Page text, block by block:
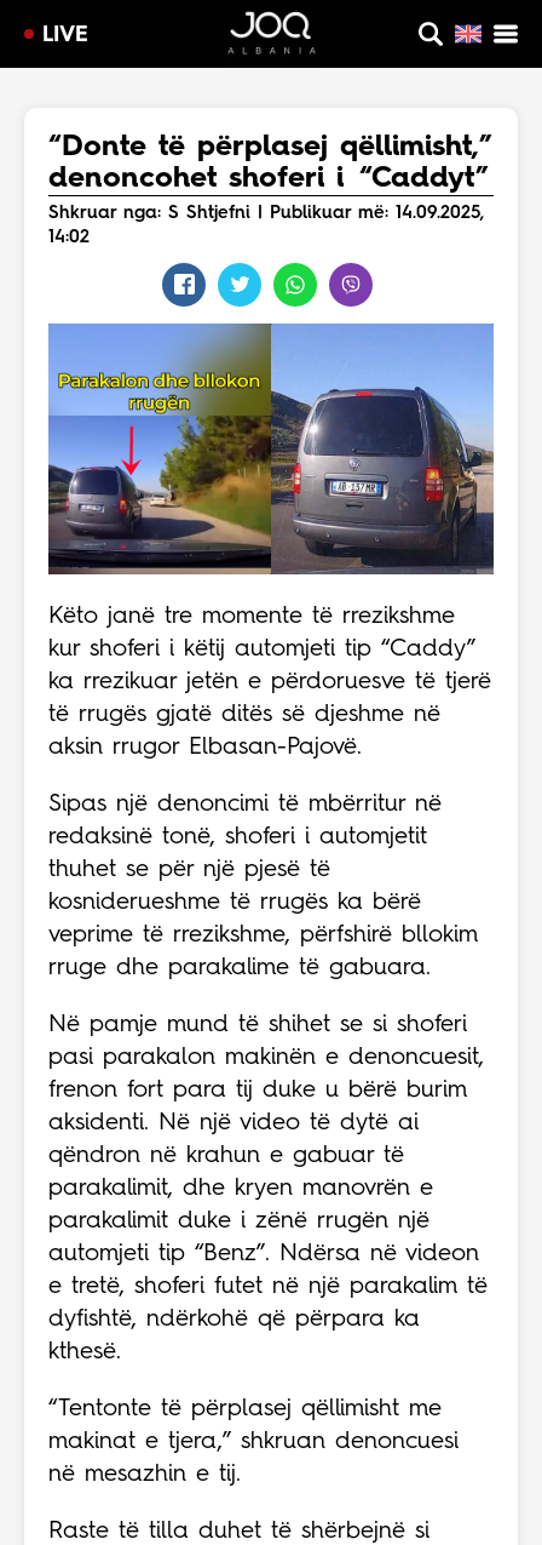
LIVE
“Donte të përplasej qëllimisht,”
denoncohet shoferi i “Caddyt”
Shkruar nga: S Shtjefni | Publikuar më: 14.09.2025,
14:02
Këto janë tre momente të rrezikshme
kur shoferi i këtij automjeti tip “Caddy”
ka rrezikuar jetën e përdoruesve të tjerë
të rrugës gjatë ditës së djeshme në
aksin rrugor Elbasan-Pajovë.
Sipas një denoncimi të mbërritur në
redaksinë tonë, shoferi i automjetit
thuhet se për një pjesë të
kosniderueshme të rrugës ka bërë
veprime të rrezikshme, përfshirë bllokim
rruge dhe parakalime të gabuara.
Në pamje mund të shihet se si shoferi
pasi parakalon makinën e denoncuesit,
frenon fort para tij duke u bërë burim
aksidenti. Në një video të dytë ai
qëndron në krahun e gabuar të
parakalimit, dhe kryen manovrën e
parakalimit duke i zënë rrugën një
automjeti tip “Benz”. Ndërsa në videon
e tretë, shoferi futet në një parakalim të
dyfishtë, ndërkohë që përpara ka
kthesë.
“Tentonte të përplasej qëllimisht me
makinat e tjera,” shkruan denoncuesi
në mesazhin e tij.
Raste të tilla duhet të shërbejnë si